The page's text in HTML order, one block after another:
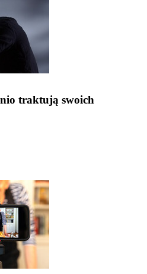
traktują swoich